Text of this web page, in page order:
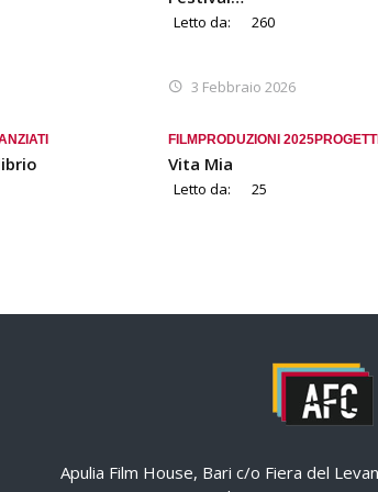
Letto da: 260
3 Febbraio 2026
FILM PRODUZIONI 2025
Vita Mia
Letto da: 25
Apulia Film House, Bari c/o Fiera del